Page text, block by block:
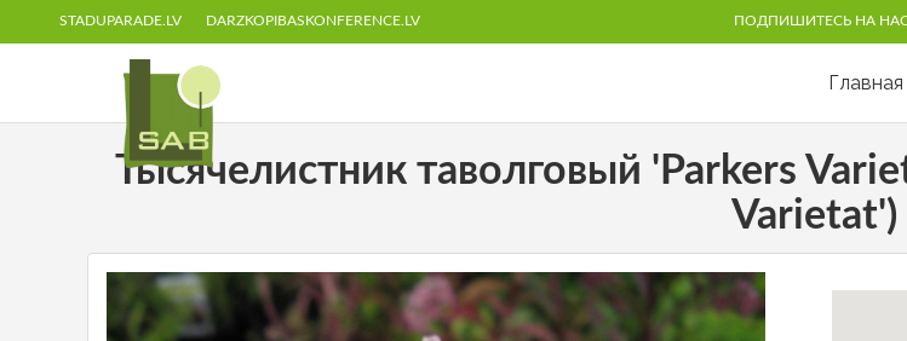
STADUPARADE.LV DARZKOPIBASKONFERENCE.LV ПОДПИШИТЕСЬ НА
Главная
Тысячелистник таволговый 'Parkers
Varietat')